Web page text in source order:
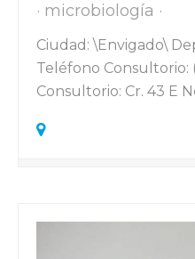
microbiología
Ciudad: \Envigado\
Teléfono Consultorio:
Consultorio: Cr. 43 E